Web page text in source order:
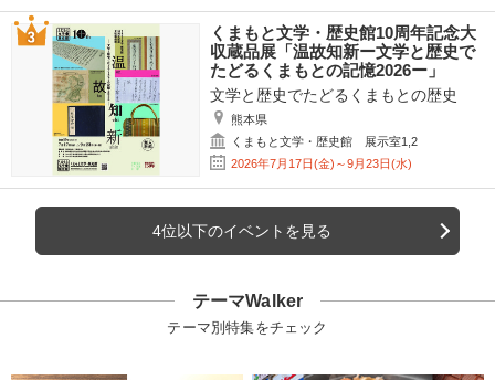
くまもと文学・歴史館10周年記念大
収蔵品展「温故知新ー文学と歴史で
たどるくまもとの記憶2026ー」
文学と歴史でたどるくまもとの歴史
熊本県
くまもと文学・歴史館 展示室1,2
2026年7月17日(金)～9月23日(水)
4位以下のイベントを見る
テーマWalker
テーマ別特集をチェック